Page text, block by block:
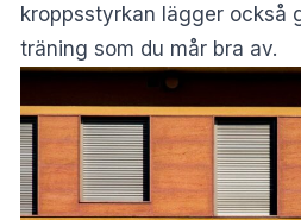
kroppsstyrkan lägger också
träning som du mår bra av.